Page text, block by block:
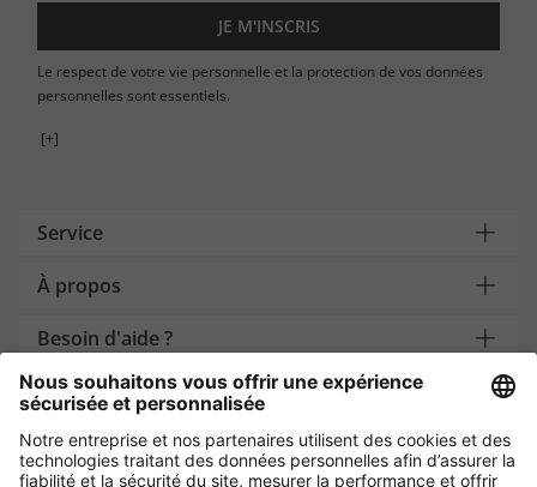
JE M'INSCRIS
Le respect de votre vie personnelle et la protection de vos données
personnelles sont essentiels.
[+]
Service
À propos
Besoin d'aide ?
Payment and Delivery
Protection des données par